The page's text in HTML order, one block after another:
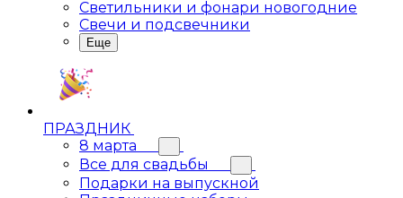
Светильники и фонари новогодние
Свечи и подсвечники
Еще
ПРАЗДНИК
8 марта
Все для свадьбы
Подарки на выпускной